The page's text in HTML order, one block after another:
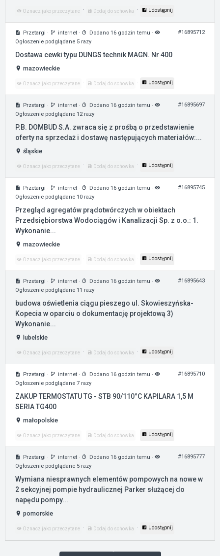
Oznacz jako przeczytane · Dodaj do schowka · Udostępnij
Przetargi · internet · Dodano 16 godzin temu ·
Ogłoszenie podglądane 5 razy
#16895712
Dostawa cewki typu DUNGS technik MAGN. Nr 400
mazowieckie
Oznacz jako przeczytane · Dodaj do schowka · Udostępnij
Przetargi · internet · Dodano 16 godzin temu ·
Ogłoszenie podglądane 12 razy
#16895697
P.B. DOMBUD S.A. zwraca się z prośbą o przedstawienie
oferty na sprzedaż i dostawę następujących materiałów:...
śląskie
Oznacz jako przeczytane · Dodaj do schowka · Udostępnij
Przetargi · internet · Dodano 16 godzin temu ·
Ogłoszenie podglądane 10 razy
#16895745
Przegląd agregatów prądotwórczych w obiektach
Przedsiębiorstwa Wodociągów i Kanalizacji Sp. z o.o.: 1.
Wykonanie...
mazowieckie
Oznacz jako przeczytane · Dodaj do schowka · Udostępnij
Przetargi · internet · Dodano 16 godzin temu ·
Ogłoszenie podglądane 11 razy
#16895643
budowa oświetlenia ciągu pieszego ul. Skowieszyńska-
Kopecia w oparciu o dokumentację projektową 3)
Wykonanie...
lubelskie
Oznacz jako przeczytane · Dodaj do schowka · Udostępnij
Przetargi · internet · Dodano 16 godzin temu ·
Ogłoszenie podglądane 7 razy
#16895710
ZAKUP TERMOSTATU TG - STB 90/110°C KAPILARA 1,5 M
SERIA TG400
małopolskie
Oznacz jako przeczytane · Dodaj do schowka · Udostępnij
Przetargi · internet · Dodano 16 godzin temu ·
Ogłoszenie podglądane 5 razy
#16895777
Wymiana niesprawnych elementów pompowych na nowe w
2 sekcyjnej pompie hydraulicznej Parker służącej do
napędu pompy...
pomorskie
Oznacz jako przeczytane · Dodaj do schowka · Udostępnij